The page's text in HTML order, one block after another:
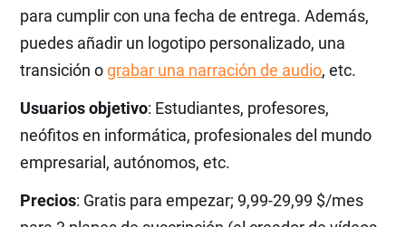
para cumplir con una fecha de entrega. Además,
puedes añadir un logotipo personalizado, una
transición ograbar una narración de audio, etc.
Usuarios objetivo: Estudiantes, profesores,
neófitos en informática, profesionales del mundo
empresarial, autónomos, etc.
Precios: Gratis para empezar; 9,99-29,99 $/mes